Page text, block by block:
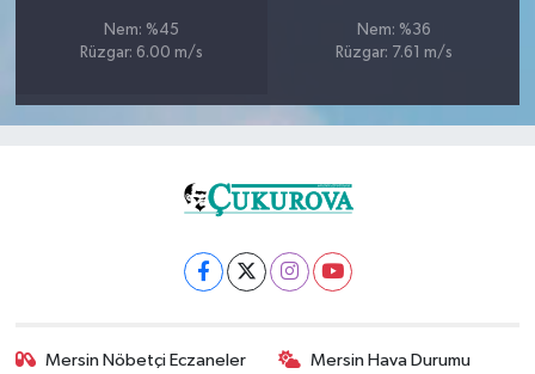
Nem: %45
Rüzgar: 6.00 m/s
Nem: %36
Rüzgar: 7.61 m/s
Mersin Nöbetçi Eczaneler Mersin Hava Durumu